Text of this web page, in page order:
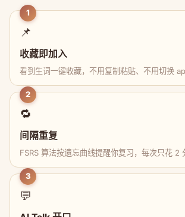
1
📌
收藏即加入
看到生词一键收藏，不用复制粘贴、不用切换
2
🔁
间隔重复
FSRS 算法按遗忘曲线提醒你复习，每次只花 2
3
💬